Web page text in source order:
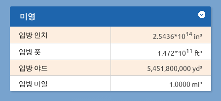
미영
입방 인치 2.5436*1014 in³
입방 풋
1.472*1011 ft³
입방 야드
5,451,800,000 yd³
입방 마일
1.0000 mi³